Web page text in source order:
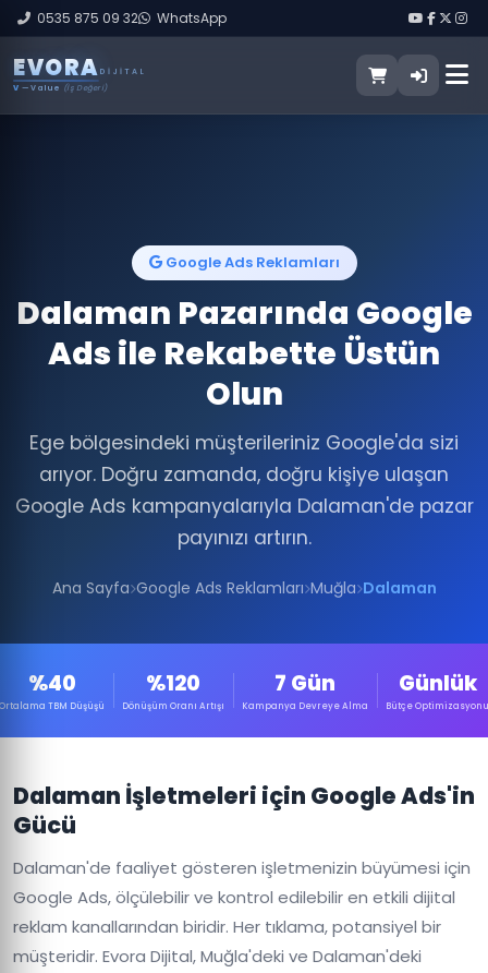
0535 875 09 32 WhatsApp
EVORA DIJITAL
V — Value (İş Değeri)
Google Ads Reklamları
Dalaman Pazarında Google
Ads ile Rekabette Üstün
Olun
Ege bölgesindeki müşterileriniz Google'da sizi
arıyor. Doğru zamanda, doğru kişiye ulaşan
Google Ads kampanyalarıyla Dalaman'de pazar
payınızı artırın.
Ana Sayfa Google Ads Reklamları Muğla Dalaman
%40
Ortalama TBM Düşüşü
%120
Dönüşüm Oranı Artışı
7 Gün
Kampanya Devreye Alma
Günlük
Bütçe Optimizasyonu
Dalaman İşletmeleri için Google Ads'in
Gücü
Dalaman'de faaliyet gösteren işletmenizin büyümesi için
Google Ads, ölçülebilir ve kontrol edilebilir en etkili dijital
reklam kanallarından biridir. Her tıklama, potansiyel bir
müşteridir. Evora Dijital, Muğla'deki ve Dalaman'deki